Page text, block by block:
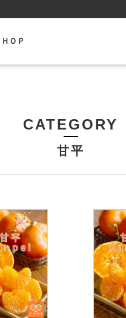
ＯＰ
CATEGORY
甘平